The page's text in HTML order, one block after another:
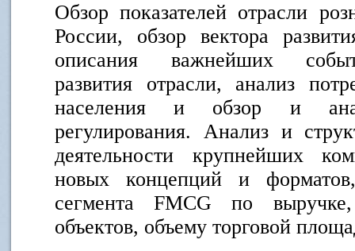
Обзор показателей отрасли
России, обзор вектора
описания важнейших
развития отрасли, анализ
населения и обзор и
регулирования. Анализ и
деятельности крупнейших
новых концепций и
сегмента FMCG по выручке,
объектов, объему торговой